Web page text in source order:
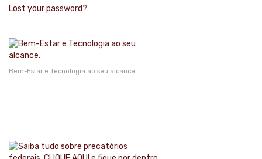
Lost your password?
Bem-Estar e Tecnologia ao seu alcance.